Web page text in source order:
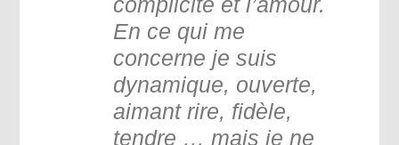
En ce qui me
concerne je suis
dynamique, ouverte,
aimant rire, fidèle,
tendre … mais je ne